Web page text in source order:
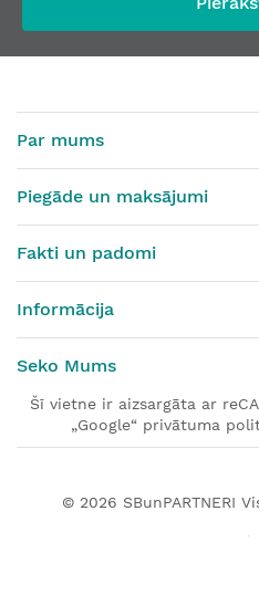
Par mums
Piegāde un maksājumi
Fakti un padomi
Informācija
Seko Mums
Šī vietne ir aizsargāta ar
„Google“ privātuma
© 2026 SBunPARTNERI